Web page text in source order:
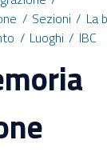
Sezioni
La
Luoghi IBC